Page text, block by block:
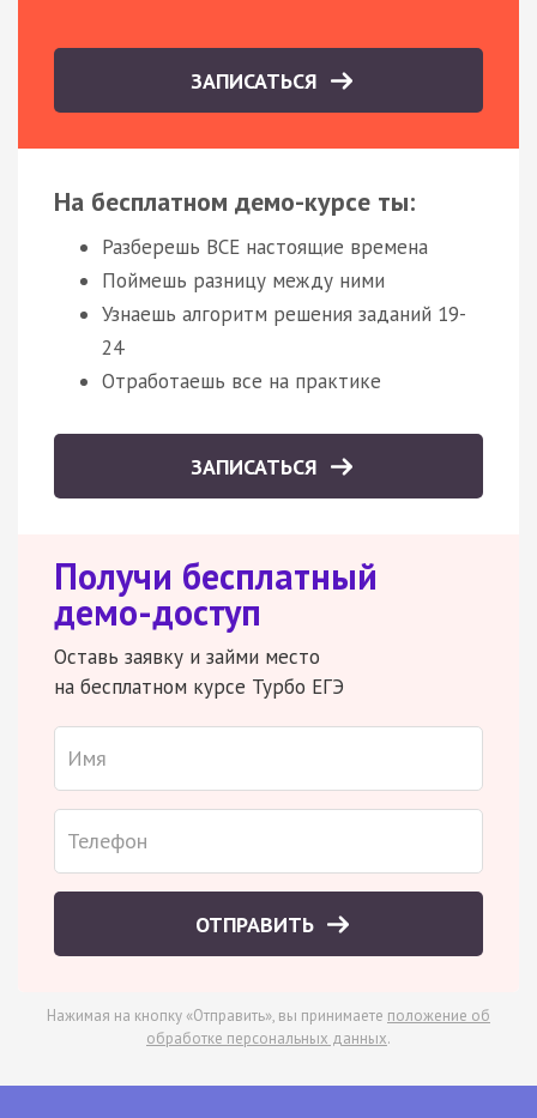
ЗАПИСАТЬСЯ
На бесплатном демо-курсе ты:
Разберешь ВСЕ настоящие времена
Поймешь разницу между ними
Узнаешь алгоритм решения заданий 19-
24
Отработаешь все на практике
ЗАПИСАТЬСЯ
Получи бесплатный
демо-доступ
Оставь заявку и займи место
на бесплатном курсе Турбо ЕГЭ
ОТПРАВИТЬ
Нажимая на кнопку «Отправить», вы принимаете положение об
обработке персональных данных.